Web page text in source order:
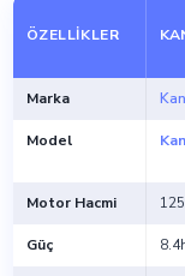
ÖZELLIKLER
Marka
Model
Motor Hacmi
Güç